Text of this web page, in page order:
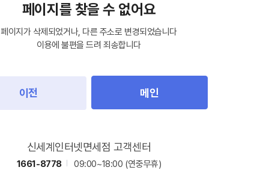
페이지를 찾을 수 없어요
페이지가 삭제되었거나, 다른 주소로 변경되었습니다
이용에 불편을 드려 죄송합니다
이전 메인
신세계인터넷면세점 고객센터
1661-8778 09:00~18:00 (연중무휴)